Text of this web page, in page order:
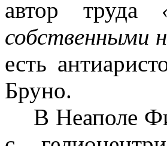
автор труда
собственными
есть
Бруно.
В Неаполе